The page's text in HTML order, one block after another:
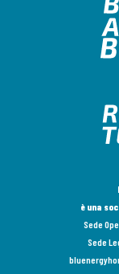
è una
Sede
Sede